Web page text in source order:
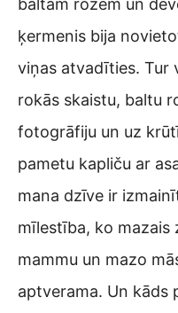
baltām rozēm un
ķermenis bija
viņas atvadīties. Tur
rokās skaistu, baltu
fotogrāfiju un uz
pametu kapliču ar
mana dzīve ir
mīlestība, ko mazais
mammu un mazo
aptverama. Un kāds